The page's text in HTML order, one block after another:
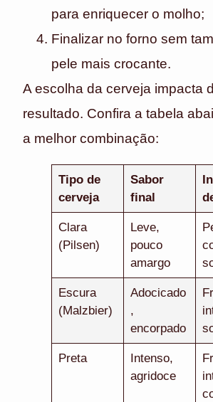
para enriquecer o molho;
Finalizar no forno sem
pele mais crocante.
A escolha da cerveja impacta
resultado. Confira a tabela
a melhor combinação:
Tipo de
cerveja
Sabor
final
Clara
(Pilsen)
Leve,
pouco
amargo
Escura
(Malzbier)
Adocicado
,
encorpado
Preta
Intenso,
agridoce